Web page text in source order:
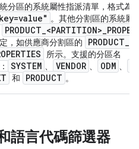
分區的系統屬性指派清單，格式為
。其他分割區的系統屬
PRODUCT_<PARTITION>_
，如供應商分割區的 PRODUCT_
所示。支援的分區名
SYSTEM 、 VENDOR 、 ODM 、
和 PRODUCT 。
語言代碼篩選器